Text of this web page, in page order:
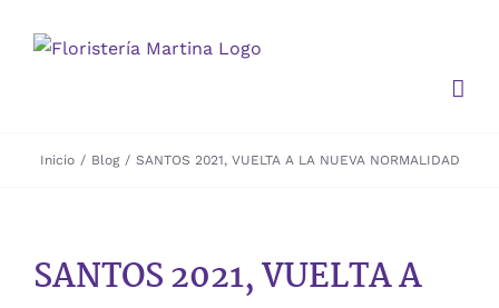
Inicio Blog SANTOS 2021, VUELTA A LA NUEVA NORMALIDAD
SANTOS 2021, VUELTA A